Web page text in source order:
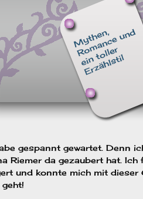
gespannt gewartet. Denn
Riemer da gezaubert hat.
und konnte mich mit dieser